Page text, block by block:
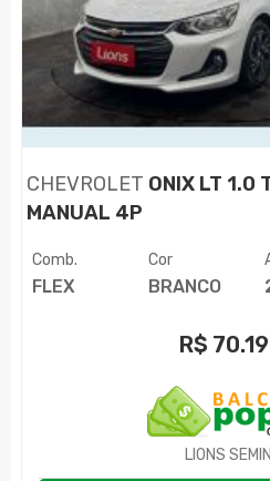
CHEVROLET ONIX LT 1.0
MANUAL 4P
Comb.
FLEX
Cor
BRANCO
R$
LIONS